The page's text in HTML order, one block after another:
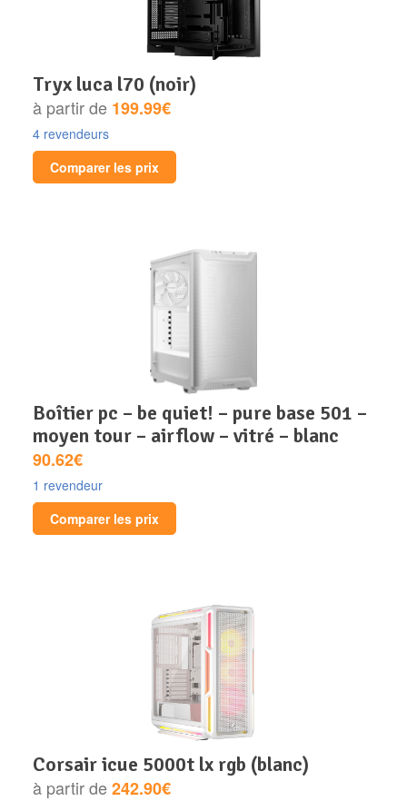
tryx luca l70 (noir)
à partir de 199.99€
4 revendeurs
Comparer les prix
boîtier pc – be quiet! – pure base 501 –
moyen tour – airflow – vitré – blanc
90.62€
1 revendeur
Comparer les prix
corsair icue 5000t lx rgb (blanc)
à partir de242.90€